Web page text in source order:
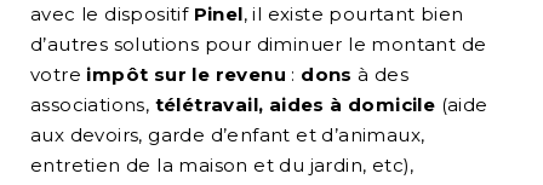
avec le dispositif Pinel, il existe pourtant bien
d’autres solutions pour diminuer le montant de
votre impôt sur le revenu : dons à des
associations, télétravail, aides à domicile (aide
aux devoirs, garde d’enfant et d’animaux,
entretien de la maison et du jardin, etc),